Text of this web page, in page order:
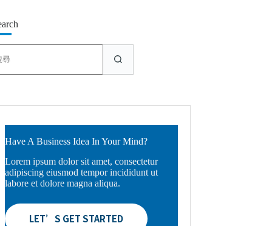
Have A Business Idea In Your Mind?
Lorem ipsum dolor sit amet, consectetur
adipiscing eiusmod tempor incididunt ut
labore et dolore magna aliqua.
LET’S GET STARTED